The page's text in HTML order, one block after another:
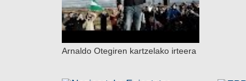
Arnaldo Otegiren kartzelako irteera